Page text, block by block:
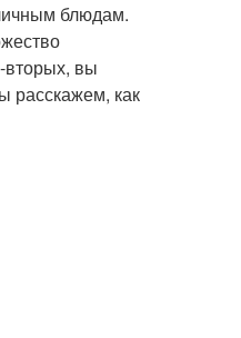
блюдам.
вторых, вы
расскажем, как